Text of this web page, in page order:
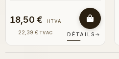
18,50 € HTVA
22,39 € TVAC DÉTAILS →